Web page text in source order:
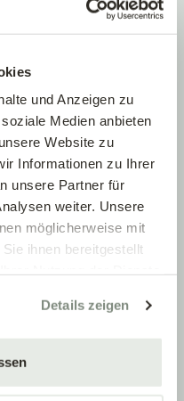
und Anzeigen zu
Medien anbieten
Website zu
Informationen zu Ihrer
unsere Partner für
weiter. Unsere
möglicherweise mit
ihnen bereitgestellt
Details zeigen
plicatum,